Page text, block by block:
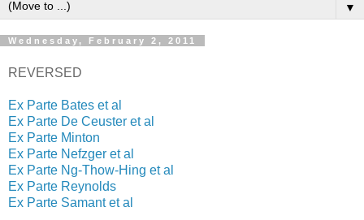
▼
Wednesday, February 2, 2011
REVERSED
Ex Parte Bates et al
Ex Parte De Ceuster et al
Ex Parte Minton
Ex Parte Nefzger et al
Ex Parte Ng-Thow-Hing et al
Ex Parte Reynolds
Ex Parte Samant et al